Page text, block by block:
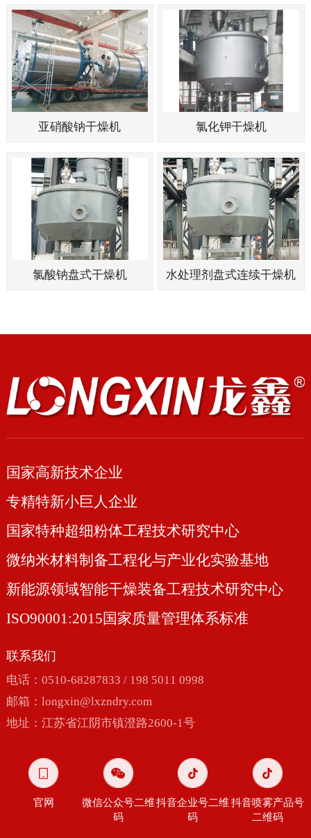
亚硝酸钠干燥机 氯化钾干燥机
氯酸钠盘式干燥机 水处理剂盘式连续干燥机
国家高新技术企业
专精特新小巨人企业
国家特种超细粉体工程技术研究中心
微纳米材料制备工程化与产业化实验基地
新能源领域智能干燥装备工程技术研究中心
ISO90001:2015国家质量管理体系标准
联系我们
电话：0510-68287833 / 198 5011 0998
邮箱： longxin@lxzndry.com
地址：江苏省江阴市镇澄路2600-1号
官网
微信公众号二维
码
抖音企业号二维
码
抖音喷雾产品号
二维码